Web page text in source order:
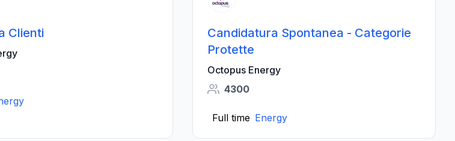
Clienti
Candidatura Spontanea - Categorie
Protette
Octopus Energy
4300
Full time Energy